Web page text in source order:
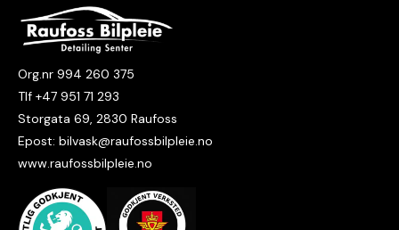
Org.nr 994 260 375
Tlf +47 951 71 293
Storgata 69, 2830 Raufoss
Epost: bilvask@raufossbilpleie.no
www.raufossbilpleie.no